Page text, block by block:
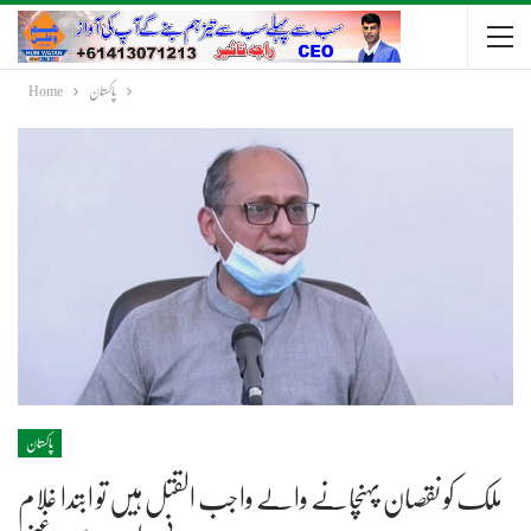
Home پاکستان
پاکستان
ملک کو نقصان پہنچانے والے واجب القتل ہیں تو ابتدا غلام